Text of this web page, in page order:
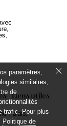
Liens utiles
Palais,
paramètres,
similaires,
de
trafic. Pour plus
Politique de